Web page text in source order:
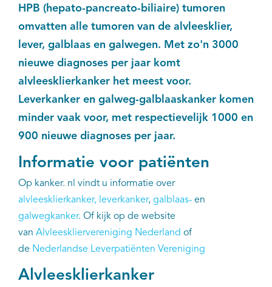
Thema's
Over IKNL
Kanker & leven
Palliatieve zorg
Kankeratlas
IKNL and the NCR
Dure geneesmiddelen
Itemsets
HPB (hepato-pancreato-biliaire) tumoren
omvatten alle tumoren van de alvleesklier,
lever, galblaas en galwegen. Met zo'n 3000
nieuwe diagnoses per jaar komt
alvleesklierkanker het meest voor.
Leverkanker en galweg-galblaaskanker komen
minder vaak voor, met respectievelijk 1000 en
900 nieuwe diagnoses per jaar.
Informatie voor patiënten
Op kanker. nl vindt u informatie over
alvleesklierkanker, leverkanker, galblaas- en
galwegkanker. Of kijk op de website
van Alvleeskliervereniging Nederland of
de Nederlandse Leverpatiënten Vereniging
Alvleesklierkanker